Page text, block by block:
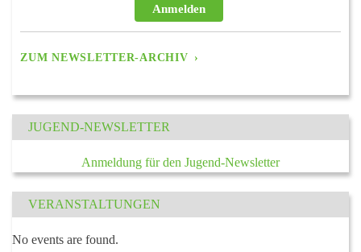
Anmelden
ZUM NEWSLETTER-ARCHIV
JUGEND-NEWSLETTER
Anmeldung für den Jugend-Newsletter
VERANSTALTUNGEN
No events are found.